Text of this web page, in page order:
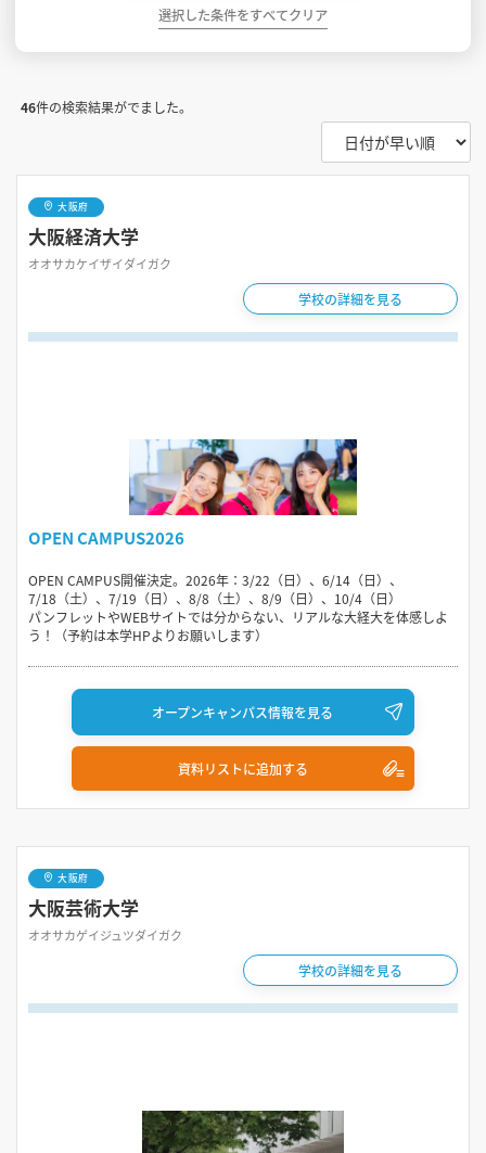
選択した条件をすべてクリア
46件の検索結果がでました。
大阪府
大阪経済大学
オオサカケイザイダイガク
学校の詳細を見る
OPEN CAMPUS2026
OPEN CAMPUS開催決定。2026年：3/22（日）、6/14（日）、
7/18（土）、7/19（日）、8/8（土）、8/9（日）、10/4（日）
パンフレットやWEBサイトでは分からない、リアルな大経大を体感しよ
う！（予約は本学HPよりお願いします）
オープンキャンパス情報を見る
資料リストに追加する
大阪府
大阪芸術大学
オオサカゲイジュツダイガク
学校の詳細を見る